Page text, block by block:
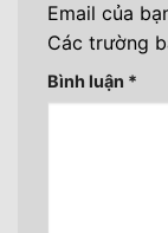
Email của
Các trường
Bình luận *